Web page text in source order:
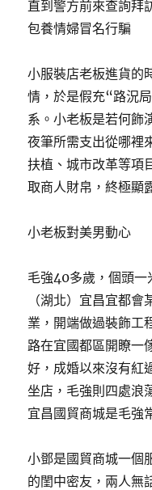
直到警方前來查詢拜
包養情婦冒名行騙
小服裝店老板進貨的
情，於是假充“路況
系。小老板是若何飾
夜筆所需支出從哪裡
扶植、城市改革等項
取商人財帛，終極顯
小老板對美男動心
毛強40多歲，個頭一
（湖北）宜昌宜都
業，開端做過裝飾工
路在宜國都區開瞭一
好，成婚以來沒有紅
坐店，毛強則四處浪
宜昌國貿商城是毛強
小鄧是國貿商城一個
的閨中密友，兩人無